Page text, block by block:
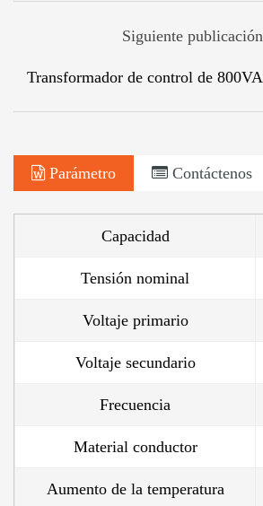
Siguiente publicación
Transformador de control de 800VA
Parámetro Contáctenos
Capacidad
Tensión nominal
Voltaje primario
Voltaje secundario
Frecuencia
Material conductor
Aumento de la temperatura